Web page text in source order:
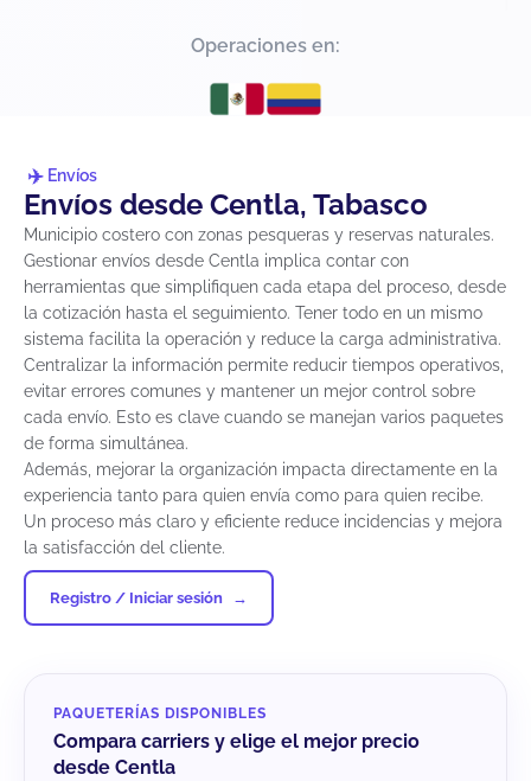
Operaciones en:
Envíos
Envíos desde Centla, Tabasco
Municipio costero con zonas pesqueras y reservas naturales.
Gestionar envíos desde Centla implica contar con
herramientas que simplifiquen cada etapa del proceso, desde
la cotización hasta el seguimiento. Tener todo en un mismo
sistema facilita la operación y reduce la carga administrativa.
Centralizar la información permite reducir tiempos operativos,
evitar errores comunes y mantener un mejor control sobre
cada envío. Esto es clave cuando se manejan varios paquetes
de forma simultánea.
Además, mejorar la organización impacta directamente en la
experiencia tanto para quien envía como para quien recibe.
Un proceso más claro y eficiente reduce incidencias y mejora
la satisfacción del cliente.
Registro / Iniciar sesión
PAQUETERÍAS DISPONIBLES
Compara carriers y elige el mejor precio
desde Centla